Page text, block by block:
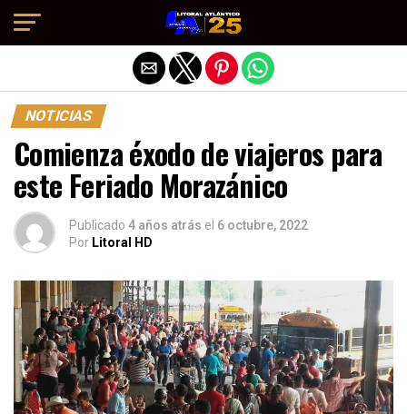
NOTICIAS
Comienza éxodo de viajeros para
este Feriado Morazánico
Publicado 4 años atrás el 6 octubre, 2022
Por Litoral HD
Salir de la versión móvil